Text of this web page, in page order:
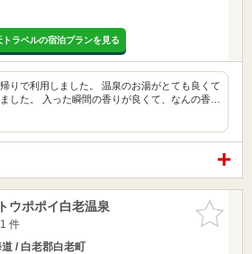
トラベルの宿泊プランを見る
りで利用しました。 温泉のお湯がとても良くて
した。 入った瞬間の香りが良くて、なんの香…
お気に入
りに追加
ウポポイ白老温泉
件
/ 白老郡白老町